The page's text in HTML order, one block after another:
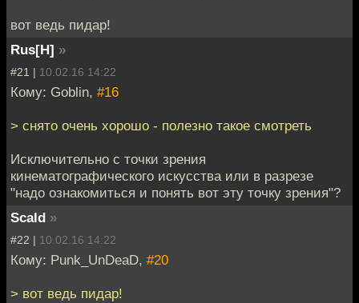
вот ведь пидар!
Rus[H] »
#21 | 10.02.16 14:22
Кому: Goblin, #16
> снято очень хорошо - полезно такое смотреть
Исключительно с точки зрения
кинематографического искусства или в разрезе
"надо ознакомиться и понять вот эту точку зрения"?
Scald »
#22 | 10.02.16 14:22
Кому: Punk_UnDeaD, #20
> вот ведь пидар!